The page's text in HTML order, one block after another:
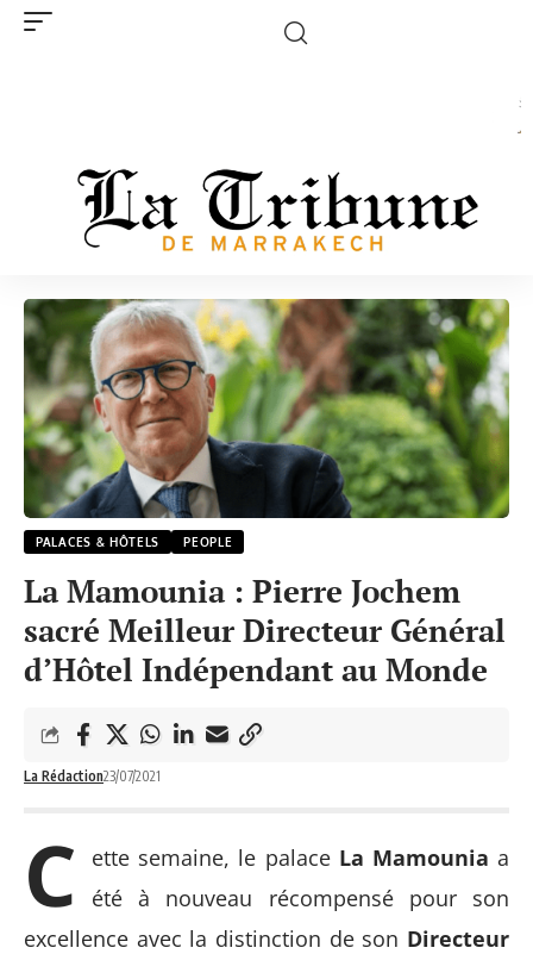
PALACES & HÔTELS PEOPLE
La Mamounia : Pierre Jochem
sacré Meilleur Directeur Général
d’Hôtel Indépendant au Monde
La Rédaction23/07/2021
C ette semaine, le palace La Mamounia a
été à nouveau récompensé pour son
excellence avec la distinction de son Directeur